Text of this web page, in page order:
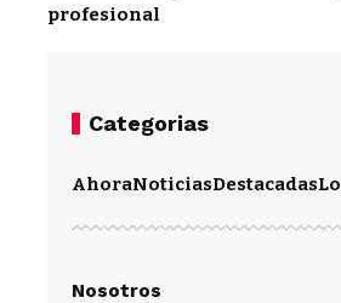
profesional
Categorias
AhoraNoticiasDestacadas
Nosotros